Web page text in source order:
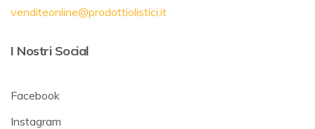
venditeonline@prodottiolistici.it
I Nostri Social
Facebook
Instagram